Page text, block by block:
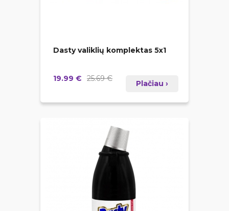
Dasty valiklių komplektas 5x1
19.99 € 25.69 €
Plačiau ›